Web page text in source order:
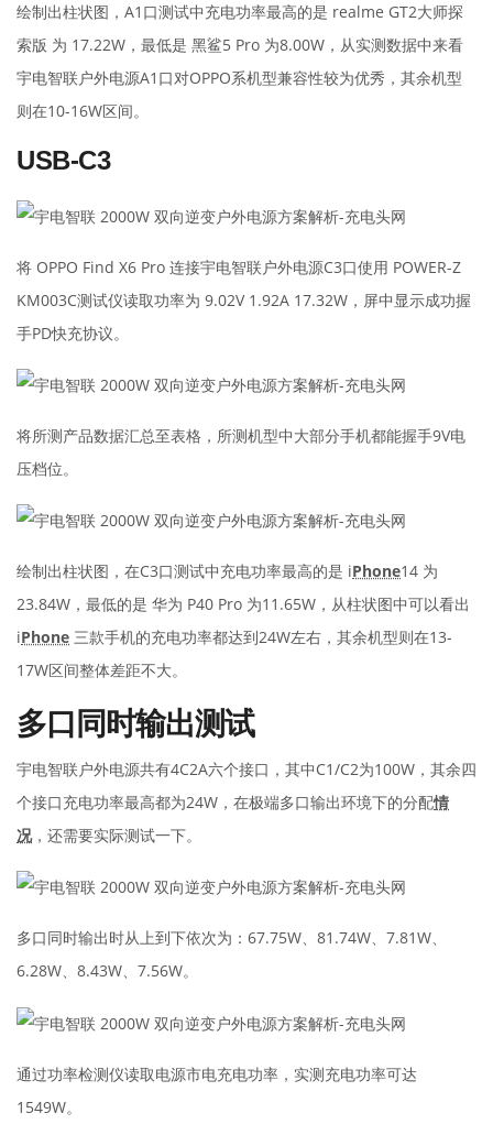
绘制出柱状图，A1口测试中充电功率最高的是 realme GT2大师探
索版 为 17.22W，最低是 黑鲨5 Pro 为8.00W，从实测数据中来看
宇电智联户外电源A1口对OPPO系机型兼容性较为优秀，其余机型
则在10-16W区间。
USB-C3
将 OPPO Find X6 Pro 连接宇电智联户外电源C3口使用 POWER-Z
KM003C测试仪读取功率为 9.02V 1.92A 17.32W，屏中显示成功握
手PD快充协议。
将所测产品数据汇总至表格，所测机型中大部分手机都能握手9V电
压档位。
绘制出柱状图，在C3口测试中充电功率最高的是 iPhone14 为
23.84W，最低的是 华为 P40 Pro 为11.65W，从柱状图中可以看出
iPhone 三款手机的充电功率都达到24W左右，其余机型则在13-
17W区间整体差距不大。
多口同时输出测试
宇电智联户外电源共有4C2A六个接口，其中C1/C2为100W，其余四
个接口充电功率最高都为24W，在极端多口输出环境下的分配情
况，还需要实际测试一下。
多口同时输出时从上到下依次为：67.75W、81.74W、7.81W、
6.28W、8.43W、7.56W。
通过功率检测仪读取电源市电充电功率，实测充电功率可达
1549W。